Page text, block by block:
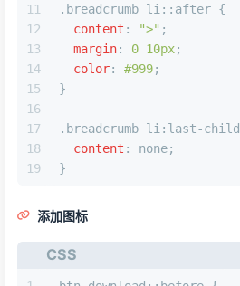
11
12
13
14
15
16
17
18
19
.breadcrumb li ::after {
content : ">" ;
margin: 0 10px;
color: #999;
}
.breadcrumb li :last-child
content : none;
}
添加图标
CSS